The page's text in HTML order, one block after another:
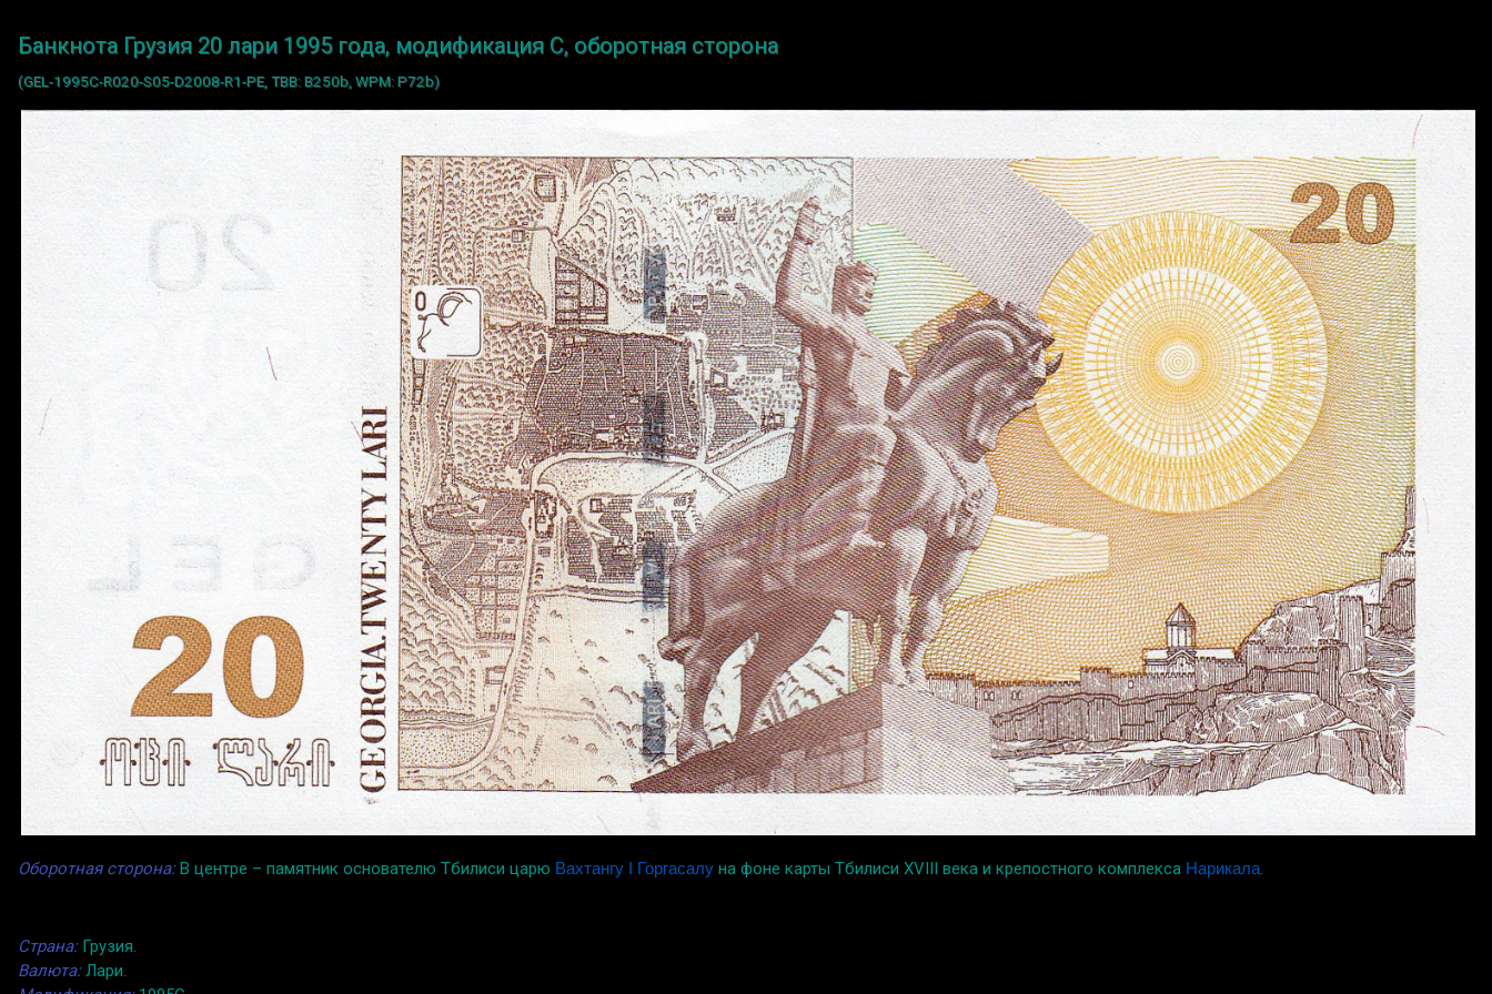
Банкнота Грузия 20 лари 1995 года, модификация C, оборотная сторона
(GEL-1995C-R020-S05-D2008-R1-PE, TBB: B250b, WPM: P72b)
Оборотная сторона:В центре – памятник основателю Тбилиси царю Вахтангу I Горгасалу на фоне карты Тбилиси XVIII века и крепостного комплекса Нарикала.
Страна:Грузия.
Валюта:Лари.